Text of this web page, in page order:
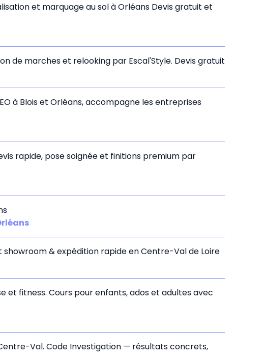
et marquage au sol à Orléans Devis gratuit et
de marches et relooking par Escal'Style. Devis gratuit
à Blois et Orléans, accompagne les entreprises
rapide, pose soignée et finitions premium par
& expédition rapide en Centre-Val de Loire
et fitness. Cours pour enfants, ados et adultes avec
Val. Code Investigation — résultats concrets,